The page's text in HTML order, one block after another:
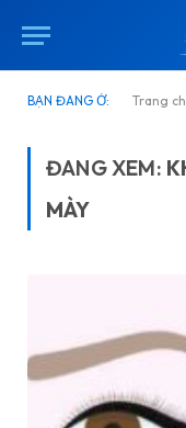
BẠN ĐANG Ở: Trang
ĐANG XEM:
MÀY